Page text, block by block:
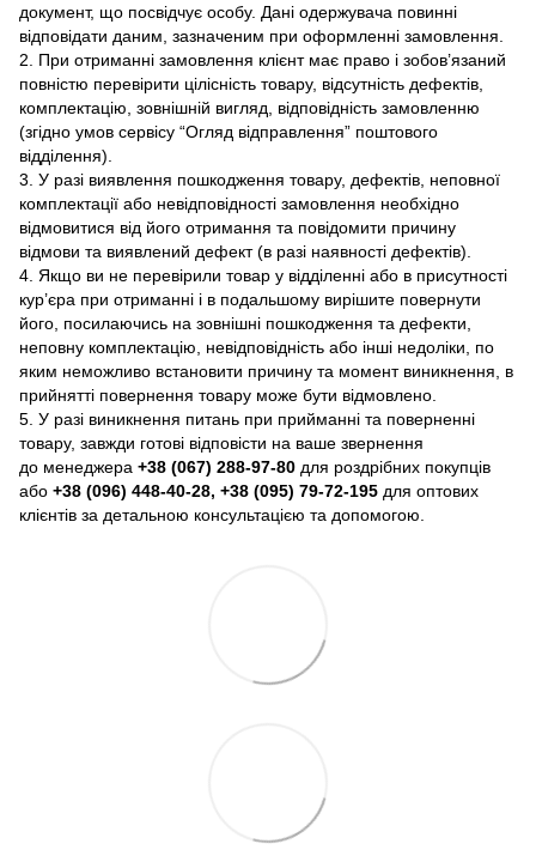
документ, що посвідчує особу. Дані одержувача повинні
відповідати даним, зазначеним при оформленні замовлення.
2. При отриманні замовлення клієнт має право і зобов’язаний
повністю перевірити цілісність товару, відсутність дефектів,
комплектацію, зовнішній вигляд, відповідність замовленню
(згідно умов сервісу “Огляд відправлення” поштового
відділення).
3. У разі виявлення пошкодження товару, дефектів, неповної
комплектації або невідповідності замовлення необхідно
відмовитися від його отримання та повідомити причину
відмови та виявлений дефект (в разі наявності дефектів).
4. Якщо ви не перевірили товар у відділенні або в присутності
кур’єра при отриманні і в подальшому вирішите повернути
його, посилаючись на зовнішні пошкодження та дефекти,
неповну комплектацію, невідповідність або інші недоліки, по
яким неможливо встановити причину та момент виникнення, в
прийнятті повернення товару може бути відмовлено.
5. У разі виникнення питань при прийманні та поверненні
товару, завжди готові відповісти на ваше звернення
до менеджера +38 (067) 288-97-80 для роздрібних покупців
або +38 (096) 448-40-28, +38 (095) 79-72-195 для оптових
клієнтів за детальною консультацією та допомогою.